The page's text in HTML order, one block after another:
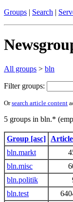
Groups | Search |
All groups > bln
Filter groups:
Orsearch article content
5 groups in bln.*
Group [asc]
bln.markt
bln.misc
bln.politik
bln.test